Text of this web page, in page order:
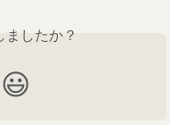
したか？
😃